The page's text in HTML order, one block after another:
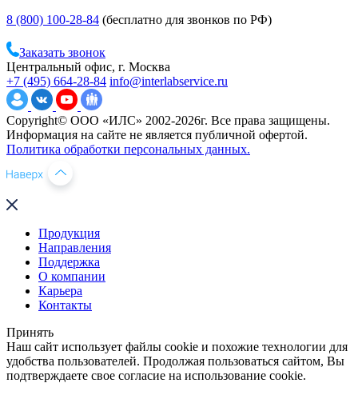
8 (800) 100-28-84 (бесплатно для звонков по РФ)
Заказать звонок
Центральный офис, г. Москва
+7 (495) 664-28-84 info@interlabservice.ru
Copyright© ООО «ИЛС» 2002-2026г. Все права защищены.
Информация на сайте не является публичной офертой.
Политика обработки персональных данных.
Продукция
Направления
Поддержка
О компании
Карьера
Контакты
Принять
Наш сайт использует файлы cookie и похожие технологии для
удобства пользователей. Продолжая пользоваться сайтом, Вы
подтверждаете свое согласие на использование cookie.